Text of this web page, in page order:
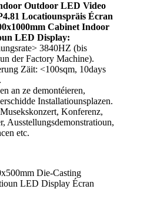
Outdoor LED Video
Locatiounspräis Écran
Cabinet Indoor
LED Display:
3840HZ (bis
der Factory Machine).
Zäit: <100sqm, 10days
an ze demontéieren,
Installatiounsplazen.
Konferenz,
Ausstellungsdemonstratioun,
etc.